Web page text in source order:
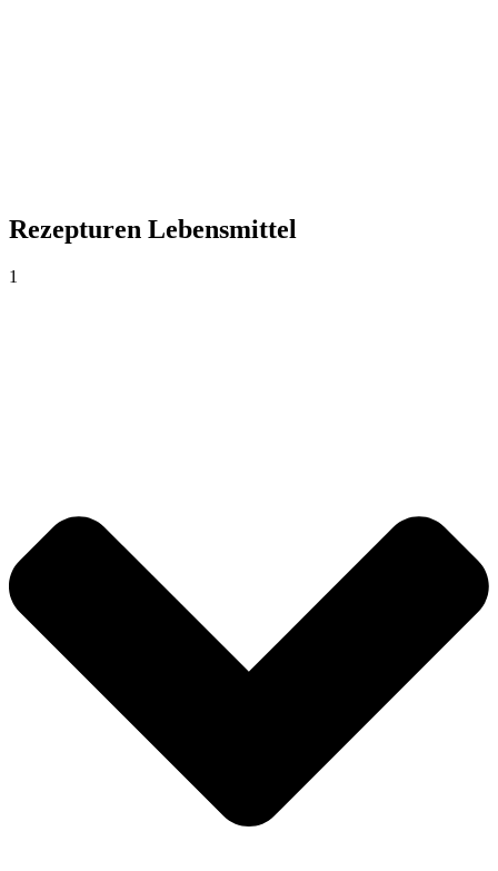
Rezepturen Lebensmittel
1